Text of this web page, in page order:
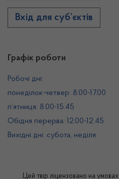
Графік роботи
Робочі дні:
понеділок-четвер: 8.00-17.00
п’ятниця: 8.00-15.45
Обідня перерва: 12.00-12.45
Вихідні дні: субота, неділя
Вхід для суб’єктів
Цей твір ліцензовано на умовах